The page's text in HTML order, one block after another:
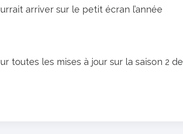
arriver sur le petit écran l’année
toutes les mises à jour sur la saison 2 de